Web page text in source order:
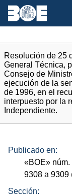
Resolución de 25
General Técnica,
Consejo de
ejecución de la
de 1996, en el
interpuesto por la
Independiente.
Publicado en:
«BOE» núm.
9308 a 9309
Sección: